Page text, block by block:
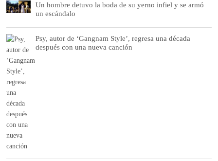
Un hombre detuvo la boda de su yerno infiel y se armó
un escándalo
Psy, autor de ‘Gangnam Style’, regresa una década
después con una nueva canción